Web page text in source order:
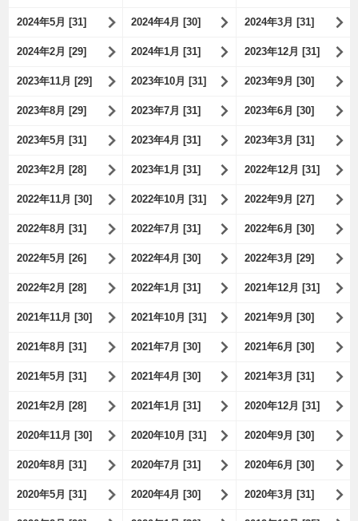
2024年5月 [31] 2024年4月 [30] 2024年3月 [31]
2024年2月 [29] 2024年1月 [31] 2023年12月 [31]
2023年11月 [29] 2023年10月 [31] 2023年9月 [30]
2023年8月 [29] 2023年7月 [31] 2023年6月 [30]
2023年5月 [31] 2023年4月 [31] 2023年3月 [31]
2023年2月 [28] 2023年1月 [31] 2022年12月 [31]
2022年11月 [30] 2022年10月 [31] 2022年9月 [27]
2022年8月 [31] 2022年7月 [31] 2022年6月 [30]
2022年5月 [26] 2022年4月 [30] 2022年3月 [29]
2022年2月 [28] 2022年1月 [31] 2021年12月 [31]
2021年11月 [30] 2021年10月 [31] 2021年9月 [30]
2021年8月 [31] 2021年7月 [30] 2021年6月 [30]
2021年5月 [31] 2021年4月 [30] 2021年3月 [31]
2021年2月 [28] 2021年1月 [31] 2020年12月 [31]
2020年11月 [30] 2020年10月 [31] 2020年9月 [30]
2020年8月 [31] 2020年7月 [31] 2020年6月 [30]
2020年5月 [31] 2020年4月 [30] 2020年3月 [31]